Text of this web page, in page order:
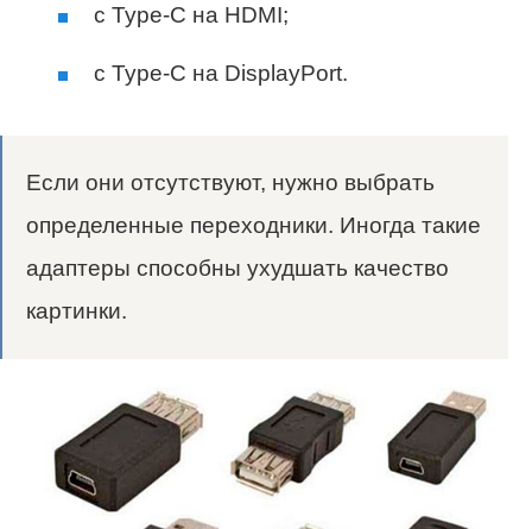
с Type-C на HDMI;
с Type-C на DisplayPort.
Если они отсутствуют, нужно выбрать
определенные переходники. Иногда такие
адаптеры способны ухудшать качество
картинки.